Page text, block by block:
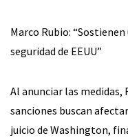
Marco Rubio:
seguridad de EEUU”
Al anunciar las medidas,
sanciones buscan
juicio de Washington,